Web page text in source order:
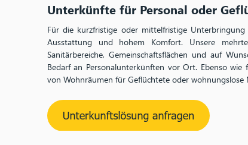
Unterkünfte für Personal oder
Für die kurzfristige oder mittelfristige
Ausstattung und hohem Komfort. Unsere
Sanitärbereiche, Gemeinschaftsflächen und auf
Bedarf an Personalunterkünften vor Ort. Ebenso
von Wohnräumen für Geflüchtete oder wohnungslose